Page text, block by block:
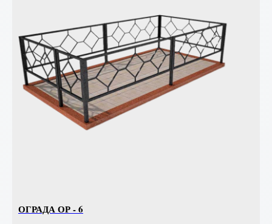
ОГРАДА ОР - 6